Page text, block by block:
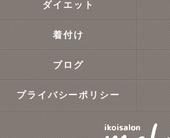
ダイエット
着付け
ブログ
プライバシーポリシー